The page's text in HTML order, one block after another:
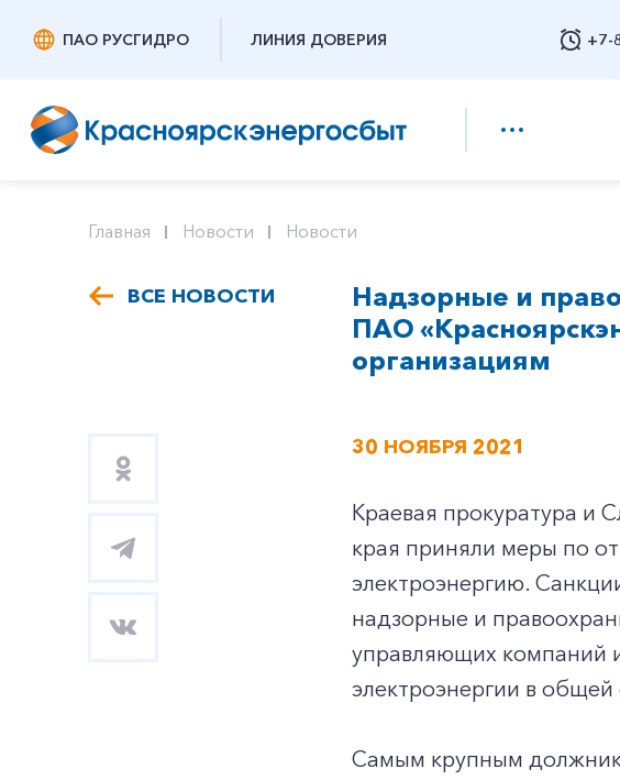
ПАО РУСГИДРО ЛИНИЯ ДОВЕРИЯ +7-
Главная Новости Новости
ВСЕ НОВОСТИ
Надзорные и
ПАО
организациям
30 НОЯБРЯ 2021
Краевая прокуратура и
края приняли меры по
электроэнергию.
надзорные и
управляющих компаний
электроэнергии в
Самым крупным